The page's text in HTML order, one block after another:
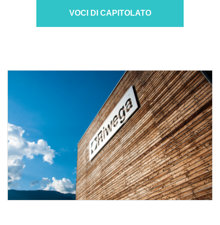
VOCI DI CAPITOLATO